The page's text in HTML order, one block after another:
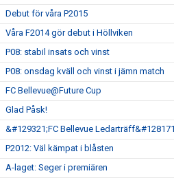
Debut för våra P2015
Våra F2014 gör debut i Höllviken
P08: stabil insats och vinst
P08: onsdag kväll och vinst i jämn match
FC Bellevue@Future Cup
Glad Påsk!
&#129321;FC Bellevue
P2012: Väl kämpat i blåsten
A-laget: Seger i premiären